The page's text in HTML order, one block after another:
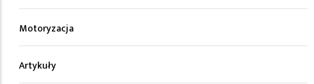
Motoryzacja
Artykuły